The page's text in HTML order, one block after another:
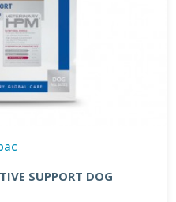
SUPPORT DOG